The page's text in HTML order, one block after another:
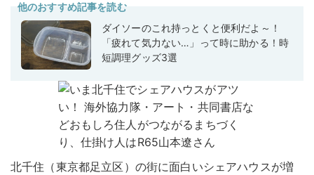
他のおすすめ記事を読む
ダイソーのこれ持っとくと便利だよ～！
「疲れて気力ない…」って時に助かる！時
短調理グッズ3選
北千住（東京都足立区）の街に面白いシェアハウスが増